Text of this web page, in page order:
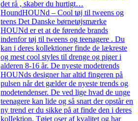
det rå , skaber du hurtigt…
HoundHOUNd – Cool tøj til tweens og
teens Det Danske børnetøjsmærke
HOUNd er et at de førende brands
indenfor tøj til tweens og teenagere . Du
kan i deres kollektioner finde de lækreste
og mest cool styles til drenge og piger i
alderen 8-16 år. De nyeste modetrends
HOUNds designer har altid fingeren på
pulsen når det gælder de nyeste trends og
modetendenser. De ved lige hvad de unge
teenagere kan lide og så snart der opstår en
ny trend er du sikke på at finde den i deres
kolIektion. Tøjet oser af kvalitet og har